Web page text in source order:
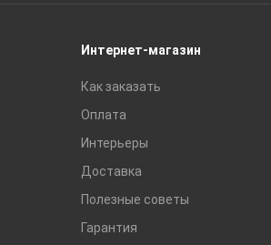
Сухие смеси
Интернет-магазин
Как заказать
Оплата
Интерьеры
Доставка
Полезные советы
Гарантия